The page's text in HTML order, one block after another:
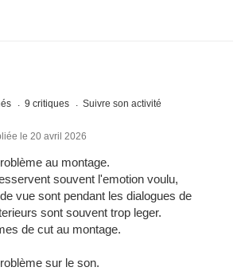
9 critiques Suivre son activité
le 20 avril 2026
au montage.
souvent l'emotion voulu,
vue sont pendant les dialogues de
sont souvent trop leger.
de cut au montage.
sur le son.